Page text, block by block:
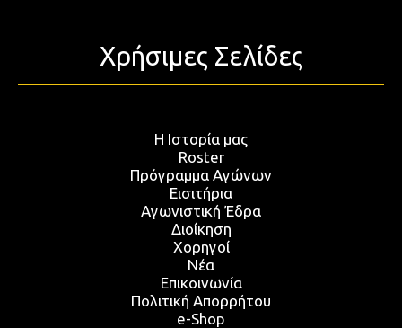
Χρήσιμες Σελίδες
Η Ιστορία μας
Roster
Πρόγραμμα Αγώνων
Εισιτήρια
Αγωνιστική Έδρα
Διοίκηση
Χορηγοί
Νέα
Επικοινωνία
Πολιτική Απορρήτου
e-Shop